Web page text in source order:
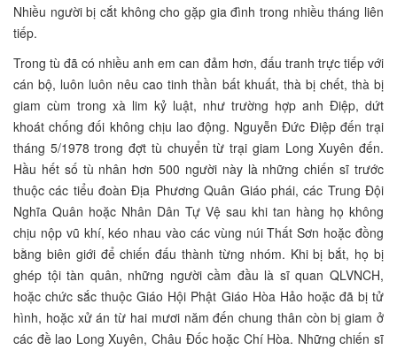
Nhiều người bị cắt không cho gặp gia đình trong nhiều tháng liên
tiếp.
Trong tù đã có nhiều anh em can đảm hơn, đấu tranh trực tiếp với
cán bộ, luôn luôn nêu cao tinh thần bất khuất, thà bị chết, thà bị
giam cùm trong xà lim kỷ luật, như trường hợp anh Điệp, dứt
khoát chống đối không chịu lao động. Nguyễn Đức Điệp đến trại
tháng 5/1978 trong đợt tù chuyển từ trại giam Long Xuyên đến.
Hầu hết số tù nhân hơn 500 người này là những chiến sĩ trước
thuộc các tiểu đoàn Địa Phương Quân Giáo phái, các Trung Đội
Nghĩa Quân hoặc Nhân Dân Tự Vệ sau khi tan hàng họ không
chịu nộp vũ khí, kéo nhau vào các vùng núi Thất Sơn hoặc đồng
bằng biên giới để chiến đấu thành từng nhóm. Khi bị bắt, họ bị
ghép tội tàn quân, những người cầm đầu là sĩ quan QLVNCH,
hoặc chức sắc thuộc Giáo Hội Phật Giáo Hòa Hảo hoặc đã bị tử
hình, hoặc xử án từ hai mươi năm đến chung thân còn bị giam ở
các đề lao Long Xuyên, Châu Đốc hoặc Chí Hòa. Những chiến sĩ